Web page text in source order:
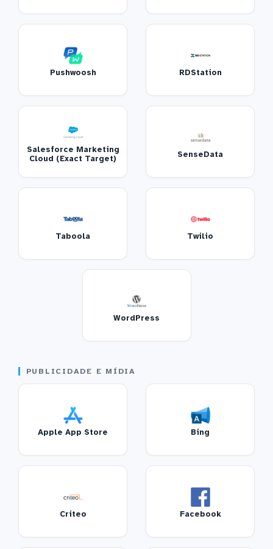
Pushwoosh RDStation
Salesforce Marketing
Cloud (Exact Target)
SenseData
Taboola Twilio
WordPress
PUBLICIDADE E MÍDIA
Apple App Store Bing
Criteo Facebook